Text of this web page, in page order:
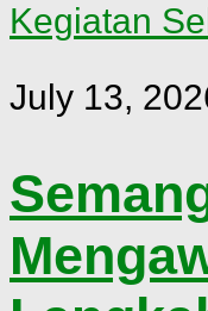
Kegiatan
July 13,